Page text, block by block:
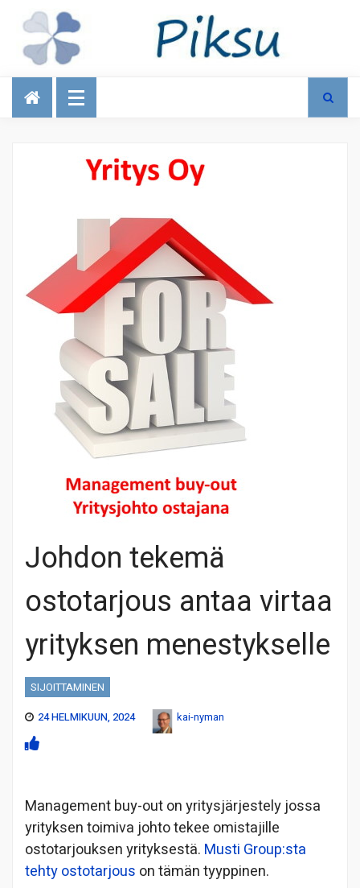
Talous
Johdon tekemä
ostotarjous antaa virtaa
yrityksen menestykselle
SIJOITTAMINEN
24 HELMIKUUN, 2024
kai-nyman
Management buy-out on yritysjärjestely jossa
yrityksen toimiva johto tekee omistajille
ostotarjouksen yrityksestä. Musti Group:sta
tehty ostotarjous on tämän tyyppinen.